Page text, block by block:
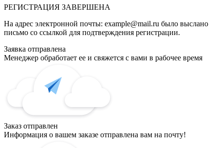
РЕГИСТРАЦИЯ ЗАВЕРШЕНА
На адрес электронной почты: example@mail.ru было выслано
письмо со ссылкой для подтверждения регистрации.
Заявка отправлена
Менеджер обработает ее и свяжется с вами в рабочее время
Заказ отправлен
Информация о вашем заказе отправлена вам на почту!